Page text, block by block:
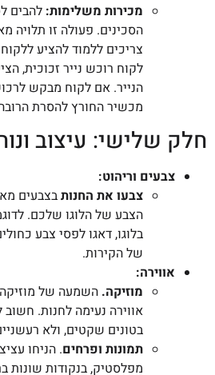
מכירות משלימות: להבים
הסכינים. פעולה זו תלויה
צריכים ללמוד להציע
לקוח רוכש נייר זכוכית,
הנייר. אם לקוח מבקש
מכשיר החורץ להסרת
חלק שלישי: עיצוב
צבעים וריהוט:
צבעו את החנותבצבעים
הצבע של הלוגו שלכם.
בלוגו, דאגו לפסי צבע
של הקירות.
אווירה:
מוזיקה. השמעה של
אווירה נעימה לחנות.
בטונים שקטים, ולא
תמונות ופרחים. הניחו
מפלסטיק, בנקודות שונות